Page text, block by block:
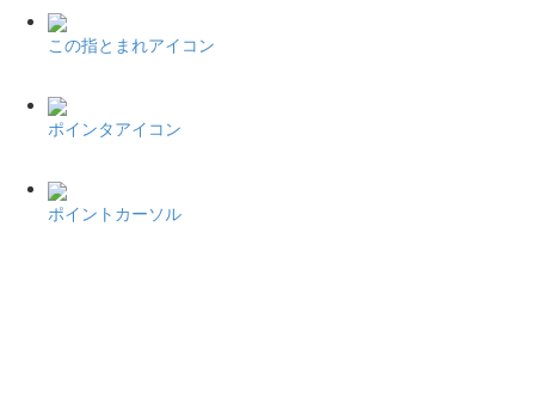
この指とまれアイコン
ポインタアイコン
ポイントカーソル